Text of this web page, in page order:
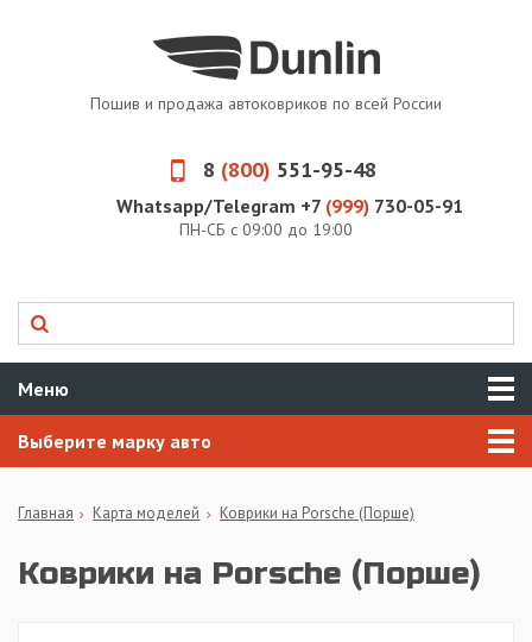
Пошив и продажа автоковриков по всей России
8 (800) 551-95-48
Whatsapp/Telegram +7 (999) 730-05-91
ПН-СБ с 09:00 до 19:00
Меню
Выберите марку авто
Главная Карта моделей Коврики на Porsche (Порше)
Коврики на Porsche (Порше)